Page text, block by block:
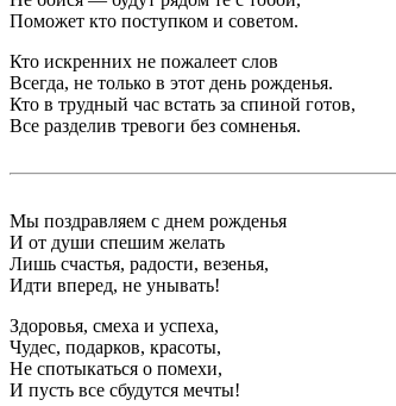
Поможет кто поступком и советом.
Кто искренних не пожалеет слов
Всегда, не только в этот день рожденья.
Кто в трудный час встать за спиной готов,
Все разделив тревоги без сомненья.
Мы поздравляем с днем рожденья
И от души спешим желать
Лишь счастья, радости, везенья,
Идти вперед, не унывать!
Здоровья, смеха и успеха,
Чудес, подарков, красоты,
Не спотыкаться о помехи,
И пусть все сбудутся мечты!